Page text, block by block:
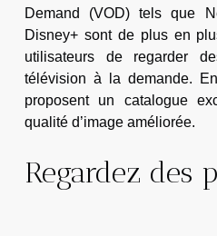
Demand (VOD) tels que
Disney+ sont de plus en
utilisateurs de regarder
télévision à la demande.
proposent un catalogue
qualité d’image améliorée.
Regardez des